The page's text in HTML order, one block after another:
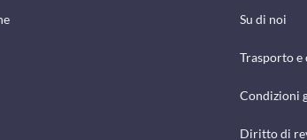
Su di noi
Trasporto e
Condizioni
Diritto di